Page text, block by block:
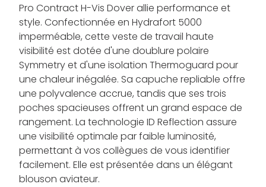
Pro Contract H-Vis Dover allie performance et
style. Confectionnée en Hydrafort 5000
imperméable, cette veste de travail haute
visibilité est dotée d'une doublure polaire
Symmetry et d'une isolation Thermoguard pour
une chaleur inégalée. Sa capuche repliable offre
une polyvalence accrue, tandis que ses trois
poches spacieuses offrent un grand espace de
rangement. La technologie ID Reflection assure
une visibilité optimale par faible luminosité,
permettant à vos collègues de vous identifier
facilement. Elle est présentée dans un élégant
blouson aviateur.